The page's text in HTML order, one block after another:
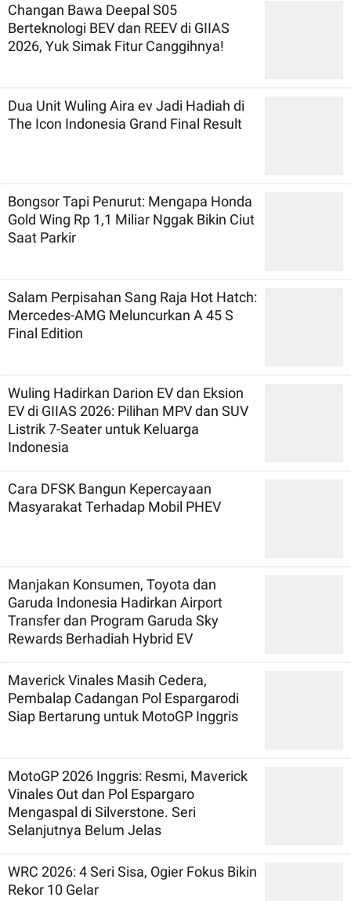
Changan Bawa Deepal S05
Berteknologi BEV dan REEV di GIIAS
2026, Yuk Simak Fitur Canggihnya!
Dua Unit Wuling Aira ev Jadi Hadiah di
The Icon Indonesia Grand Final Result
Bongsor Tapi Penurut: Mengapa Honda
Gold Wing Rp 1,1 Miliar Nggak Bikin Ciut
Saat Parkir
Salam Perpisahan Sang Raja Hot Hatch:
Mercedes-AMG Meluncurkan A 45 S
Final Edition
Wuling Hadirkan Darion EV dan Eksion
EV di GIIAS 2026: Pilihan MPV dan SUV
Listrik 7-Seater untuk Keluarga
Indonesia
Cara DFSK Bangun Kepercayaan
Masyarakat Terhadap Mobil PHEV
Manjakan Konsumen, Toyota dan
Garuda Indonesia Hadirkan Airport
Transfer dan Program Garuda Sky
Rewards Berhadiah Hybrid EV
Maverick Vinales Masih Cedera,
Pembalap Cadangan Pol Espargarodi
Siap Bertarung untuk MotoGP Inggris
MotoGP 2026 Inggris: Resmi, Maverick
Vinales Out dan Pol Espargaro
Mengaspal di Silverstone. Seri
Selanjutnya Belum Jelas
WRC 2026: 4 Seri Sisa, Ogier Fokus Bikin
Rekor 10 Gelar